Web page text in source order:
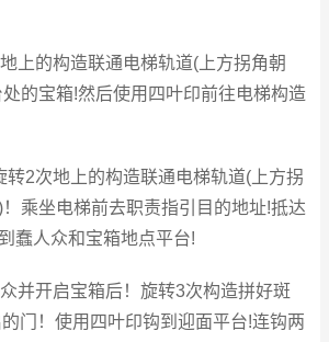
上的构造联通电梯轨道(上方拐角朝
的宝箱!然后使用四叶印前往电梯构造
转2次地上的构造联通电梯轨道(上方拐
乘坐电梯前去职责指引目的地址!抵达
蠢人众和宝箱地点平台!
并开启宝箱后！旋转3次构造拼好斑
门！使用四叶印钩到迎面平台!连钩两